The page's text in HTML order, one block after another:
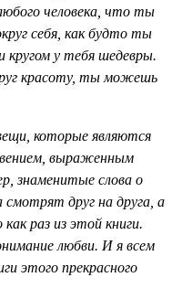
человека, что ты
себя, как будто ты
кругом у тебя шедевры.
красоту, ты можешь
которые являются
выраженным
знаменитые слова о
друг на друга, а
раз из этой книги.
любви. И я всем
этого прекрасного